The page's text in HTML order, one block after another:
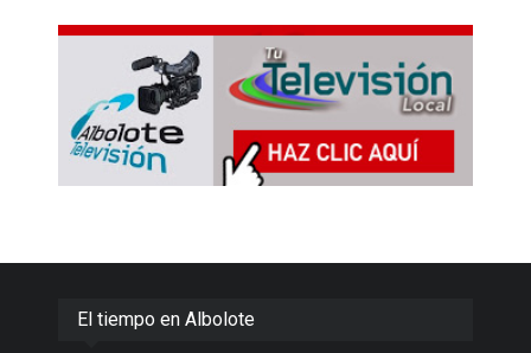
El tiempo en Albolote